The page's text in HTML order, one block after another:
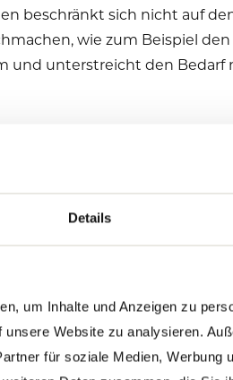
Details
um Inhalte und Anzeigen zu
Website zu analysieren.
für soziale Medien, Werbung
beschränkt sich nicht auf
wie zum Beispiel
und unterstreicht den
die Autoren der Studie
hervor, in denen eine
Resilienz zu
sind, die die
und eine Stärkung der
mit großem
seltenen Rohstoffen
entlang der
können.